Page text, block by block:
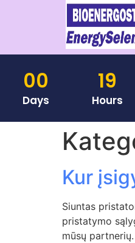
00
Days
19
Hours
Kur
Siuntas
pristatymo
mūsų